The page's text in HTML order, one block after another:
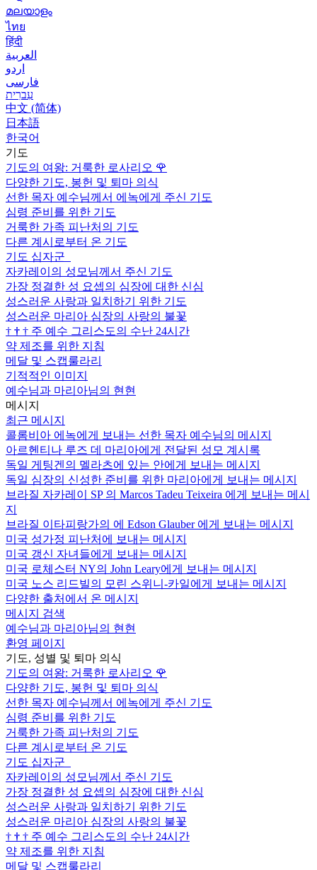
മലയാളം
ไทย
हिंदी
العربية
اردو
فارسی
עִברִית
中文 (简体)
日本語
한국어
기도
기도의 여왕: 거룩한 로사리오 🌹
다양한 기도, 봉헌 및 퇴마 의식
선한 목자 예수님께서 에녹에게 주신 기도
심령 준비를 위한 기도
거룩한 가족 피난처의 기도
다른 계시로부터 온 기도
기도 십자군
자카레이의 성모님께서 주신 기도
가장 정결한 성 요셉의 심장에 대한 신심
성스러운 사랑과 일치하기 위한 기도
성스러운 마리아 심장의 사랑의 불꽃
† † † 주 예수 그리스도의 수난 24시간
약 제조를 위한 지침
메달 및 스캡룰라리
기적적인 이미지
예수님과 마리아님의 현현
메시지
최근 메시지
콜롬비아 에녹에게 보내는 선한 목자 예수님의 메시지
아르헨티나 루즈 데 마리아에게 전달된 성모 계시록
독일 게팅겐의 멜라츠에 있는 안에게 보내는 메시지
독일 심장의 신성한 준비를 위한 마리아에게 보내는 메시지
브라질 자카레이 SP 의 Marcos Tadeu Teixeira 에게 보내는 메시
지
브라질 이타피랑가의 에 Edson Glauber 에게 보내는 메시지
미국 성가정 피난처에 보내는 메시지
미국 갱신 자녀들에게 보내는 메시지
미국 로체스터 NY의 John Leary에게 보내는 메시지
미국 노스 리드빌의 모린 스위니-카일에게 보내는 메시지
다양한 출처에서 온 메시지
메시지 검색
예수님과 마리아님의 현현
환영 페이지
기도, 성별 및 퇴마 의식
기도의 여왕: 거룩한 로사리오 🌹
다양한 기도, 봉헌 및 퇴마 의식
선한 목자 예수님께서 에녹에게 주신 기도
심령 준비를 위한 기도
거룩한 가족 피난처의 기도
다른 계시로부터 온 기도
기도 십자군
자카레이의 성모님께서 주신 기도
가장 정결한 성 요셉의 심장에 대한 신심
성스러운 사랑과 일치하기 위한 기도
성스러운 마리아 심장의 사랑의 불꽃
† † † 주 예수 그리스도의 수난 24시간
약 제조를 위한 지침
메달 및 스캡룰라리